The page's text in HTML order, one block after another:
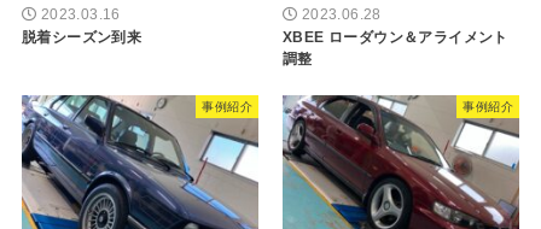
2023.03.16
脱着シーズン到来
2023.06.28
XBEE ローダウン＆アライメント
調整
事例紹介 事例紹介